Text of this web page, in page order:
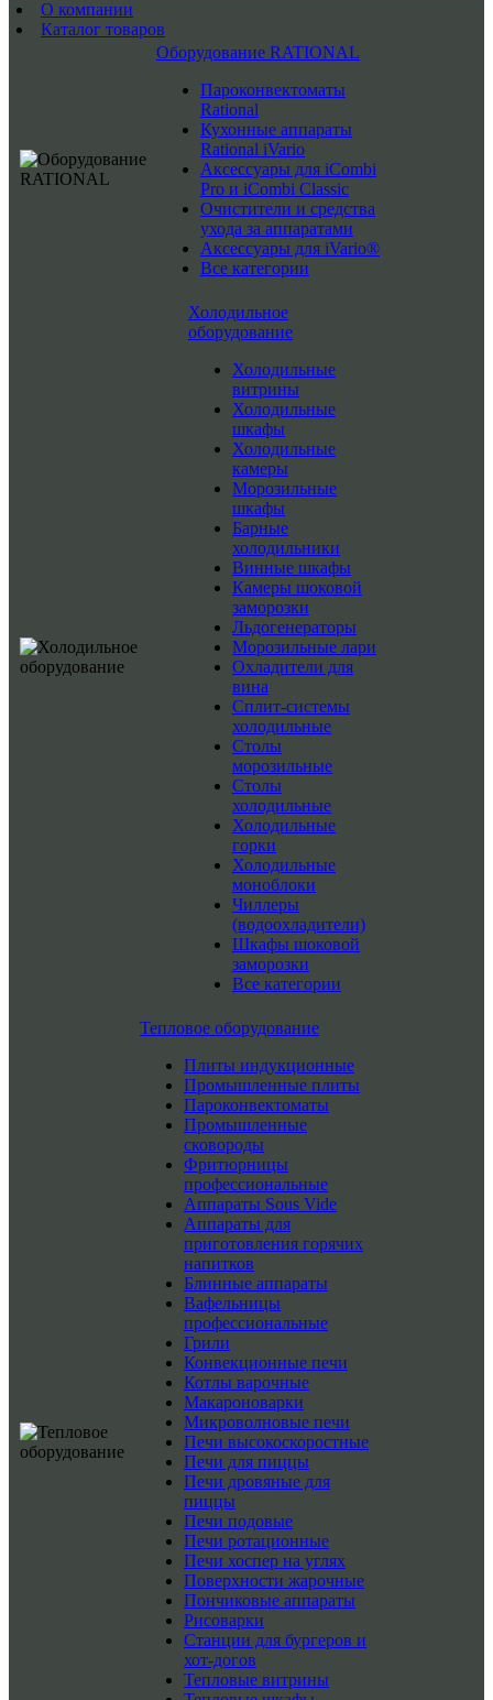
О компании
Каталог товаров
Оборудование RATIONAL
Пароконвектоматы
Rational
Кухонные аппараты
Rational iVario
Аксессуары для iCombi
Pro и iCombi Classic
Очистители и средства
ухода за аппаратами
Аксессуары для iVario®
Все категории
Холодильное
оборудование
Холодильные
витрины
Холодильные
шкафы
Холодильные
камеры
Морозильные
шкафы
Барные
холодильники
Винные шкафы
Камеры шоковой
заморозки
Льдогенераторы
Морозильные лари
Охладители для
вина
Сплит-системы
холодильные
Столы
морозильные
Столы
холодильные
Холодильные
горки
Холодильные
моноблоки
Чиллеры
(водоохладители)
Шкафы шоковой
заморозки
Все категории
Тепловое оборудование
Плиты индукционные
Промышленные плиты
Пароконвектоматы
Промышленные
сковороды
Фритюрницы
профессиональные
Аппараты Sous Vide
Аппараты для
приготовления горячих
напитков
Блинные аппараты
Вафельницы
профессиональные
Грили
Конвекционные печи
Котлы варочные
Макароноварки
Микроволновые печи
Печи высокоскоростные
Печи для пиццы
Печи дровяные для
пиццы
Печи подовые
Печи ротационные
Печи хоспер на углях
Поверхности жарочные
Пончиковые аппараты
Рисоварки
Станции для бургеров и
хот-догов
Тепловые витрины